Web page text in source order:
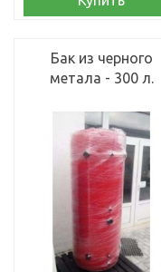
Бак из черного
метала - 300 л.